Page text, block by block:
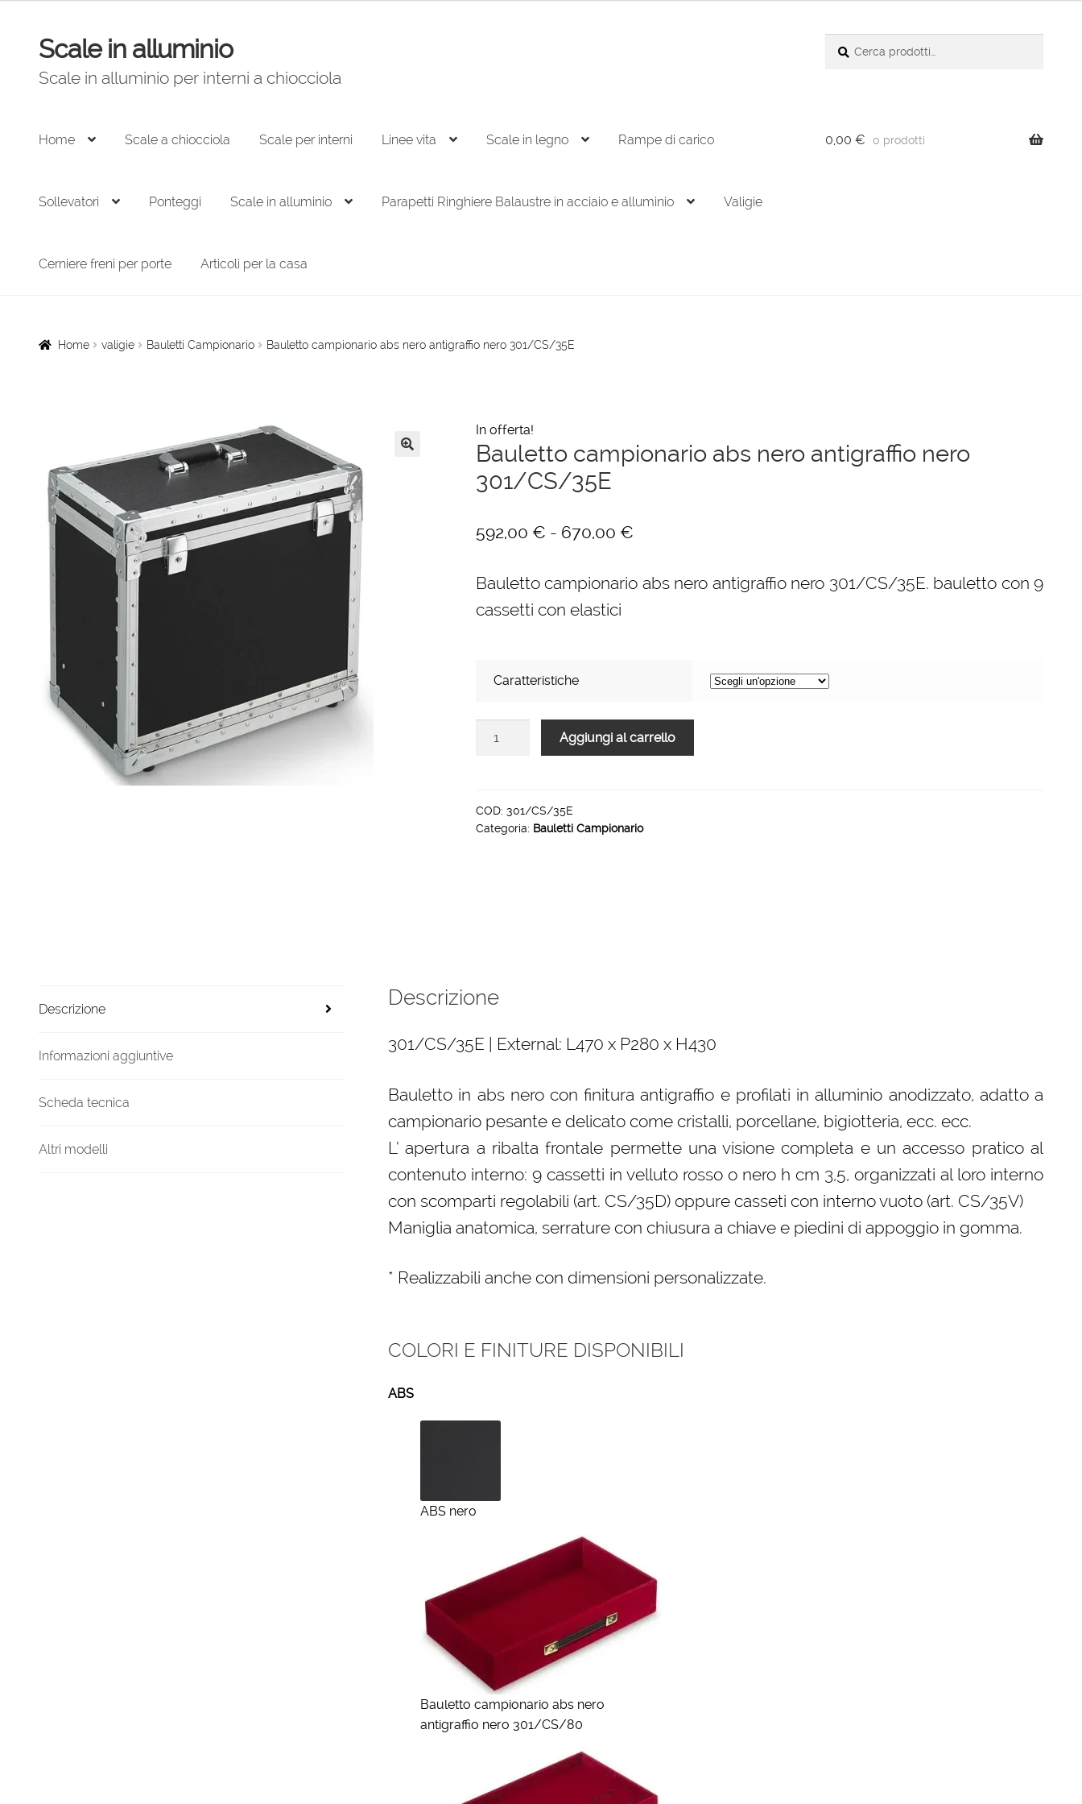
Vai
alla
navigazione
Vai
al
contenuto
Scale in alluminio
Scale in alluminio per interni a chiocciola
Home Scale a chiocciola Scale per interni Linee vita Scale in legno Rampe di carico
Sollevatori Ponteggi Scale in alluminio Parapetti Ringhiere Balaustre in acciaio e alluminio Valigie
Cerniere freni per porte Articoli per la casa
0,00 € 0 prodotti
Home valigie Bauletti Campionario Bauletto campionario abs nero antigraffio nero 301/CS/35E
In offerta!
Bauletto campionario abs nero antigraffio nero
301/CS/35E
592,00 € - 670,00 €Fascia
prezzo:
Bauletto campionario abs nero antigraffio nero 301/CS/35E. bauletto con 9
cassetti con elastici
Caratteristiche
antigraffio
nero
Aggiungi al carrello
COD: 301/CS/35E
Categoria: Bauletti Campionario
Descrizione
Informazioni aggiuntive
Scheda tecnica
Altri modelli
Descrizione
301/CS/35E | External: L470 x P280 x H430
Bauletto in abs nero con finitura antigraffio e profilati in alluminio anodizzato, adatto a
campionario pesante e delicato come cristalli, porcellane, bigiotteria, ecc. ecc.
L’ apertura a ribalta frontale permette una visione completa e un accesso pratico al
contenuto interno: 9 cassetti in velluto rosso o nero h cm 3,5, organizzati al loro interno
con scomparti regolabili (art. CS/35D) oppure casseti con interno vuoto (art. CS/35V)
Maniglia anatomica, serrature con chiusura a chiave e piedini di appoggio in gomma.
* Realizzabili anche con dimensioni personalizzate.
COLORI E FINITURE DISPONIBILI
ABS
ABS nero
Bauletto campionario abs nero
antigraffio nero 301/CS/80
592,00 €
a